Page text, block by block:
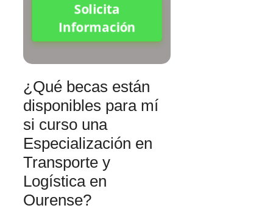
Solicita
Información
¿Qué becas están
disponibles para mí
si curso una
Especialización en
Transporte y
Logística en
Ourense?